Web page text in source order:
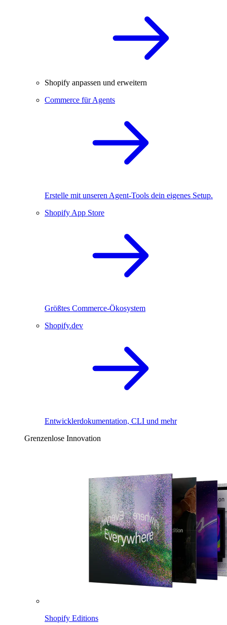
Shopify anpassen und erweitern
Commerce für Agents
Erstelle mit unseren Agent-Tools dein eigenes Setup.
Shopify App Store
Größtes Commerce-Ökosystem
Shopify.dev
Entwicklerdokumentation, CLI und mehr
Grenzenlose Innovation
Shopify Editions